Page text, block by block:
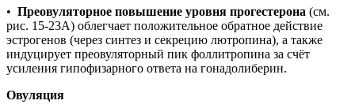
• Преовуляторное повышение уровня прогестерона (см.
рис. 15-23А) облегчает положительное обратное действие
эстрогенов (через синтез и секрецию лютропина), а также
индуцирует преовуляторный пик фоллитропина за счёт
усиления гипофизарного ответа на гонадолиберин.
Овуляция